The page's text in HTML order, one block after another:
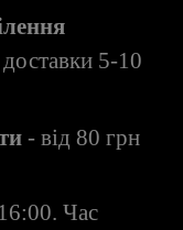
доставки 5-10
- від 80 грн
Час